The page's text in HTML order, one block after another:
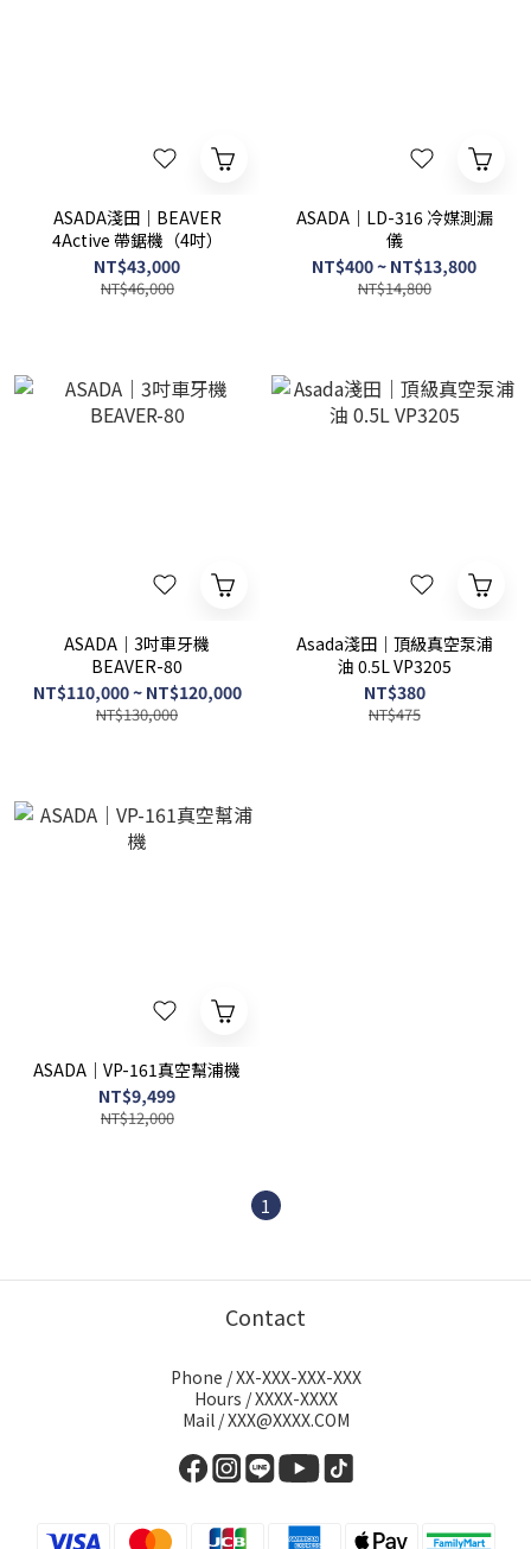
ASADA淺田｜BEAVER
4Active 帶鋸機（4吋）
NT$43,000
NT$46,000
ASADA｜LD-316 冷媒測漏
儀
NT$400 ~ NT$13,800
NT$14,800
ASADA｜3吋車牙機
BEAVER-80
NT$110,000 ~ NT$120,000
NT$130,000
Asada淺田｜頂級真空泵浦
油 0.5L VP3205
NT$380
NT$475
ASADA｜VP-161真空幫浦機
NT$9,499
NT$12,000
1
Contact
Phone / XX-XXX-XXX-XXX
Hours / XXXX-XXXX
Mail / XXX@XXXX.COM